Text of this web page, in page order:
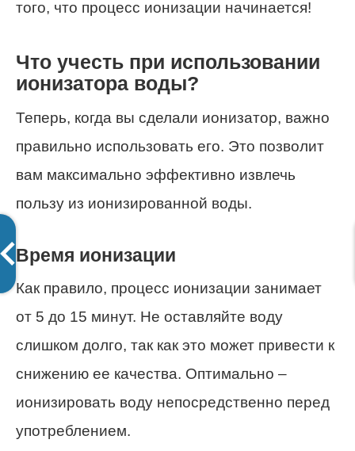
того, что процесс ионизации начинается!
Что учесть при использовании
ионизатора воды?
Теперь, когда вы сделали ионизатор, важно
правильно использовать его. Это позволит
вам максимально эффективно извлечь
пользу из ионизированной воды.
Время ионизации
Как правило, процесс ионизации занимает
от 5 до 15 минут. Не оставляйте воду
слишком долго, так как это может привести к
снижению ее качества. Оптимально –
ионизировать воду непосредственно перед
употреблением.